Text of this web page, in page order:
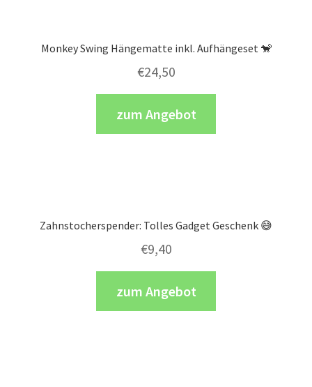
Monkey Swing Hängematte inkl. Aufhängeset 🐒
€24,50
zum Angebot
Zahnstocherspender: Tolles Gadget Geschenk 😅
€9,40
zum Angebot